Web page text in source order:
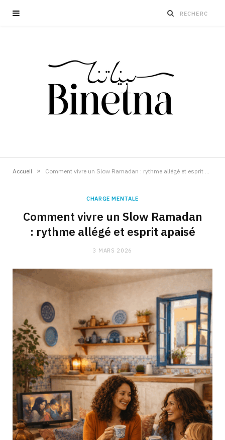
Accueil »
CHARGE MENTALE
Comment vivre un Slow Ramadan
: rythme allégé et esprit apaisé
3 MARS 2026